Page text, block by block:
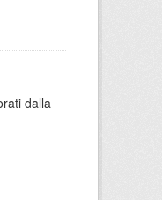
dalla